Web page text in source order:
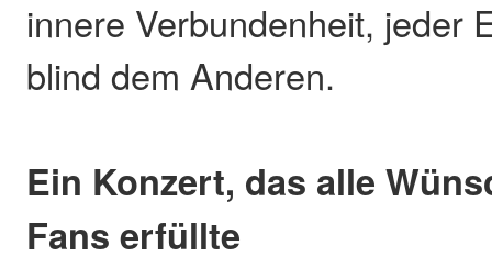
innere Verbundenheit, jeder
blind dem Anderen.
Ein Konzert, das alle
Fans erfüllte